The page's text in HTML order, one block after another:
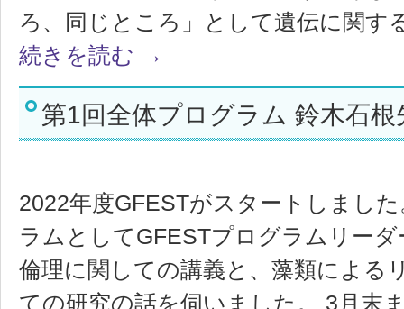
ろ、同じところ」として遺伝に関
続きを読む →
第1回全体プログラム 鈴木石
2022年度GFESTがスタートしまし
ラムとしてGFESTプログラムリー
倫理に関しての講義と、藻類による
ての研究の話を伺いました。 3月末